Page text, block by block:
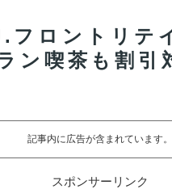
フロントリテ
ン喫茶も割引
記事内に広告が含まれています。
スポンサーリンク